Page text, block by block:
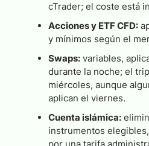
cTrader; el coste está
Acciones y ETF CFD:
y mínimos según el
Swaps: variables,
durante la noche; el
miércoles, aunque
aplican el viernes.
Cuenta islámica:
instrumentos